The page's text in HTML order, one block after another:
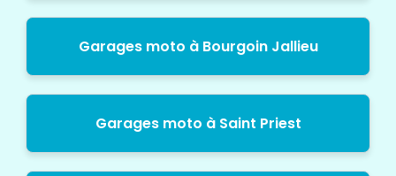
Garages moto à Bourgoin Jallieu
Garages moto à Saint Priest